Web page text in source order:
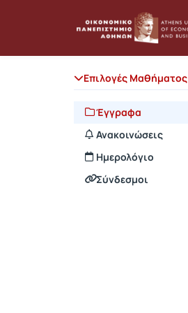
Επιλογές Μαθήματος
Έγγραφα
Ανακοινώσεις
Ημερολόγιο
Σύνδεσμοι